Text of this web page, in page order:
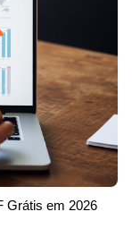
Grátis em 2026